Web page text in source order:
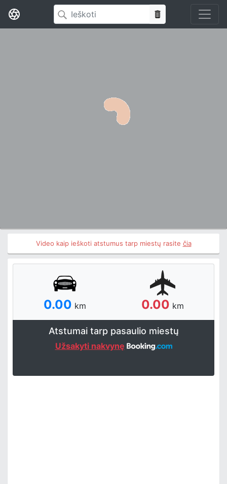
Video kaip ieškoti atstumus tarp miestų rasite čia
0.00 km 0.00 km
Atstumai tarp pasaulio miestų
Užsakyti nakvynę